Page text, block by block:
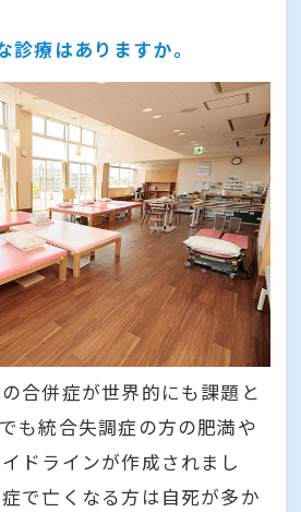
診療はありますか。
合併症が世界的にも課題と
も統合失調症の方の肥満や
ドラインが作成されまし
で亡くなる方は自死が多か